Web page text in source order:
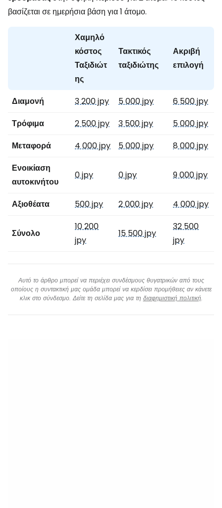
βασίζεται σε ημερήσια βάση για 1 άτομο.
Χαμηλό
κόστος
Ταξιδιώτ
ης
Τακτικός
ταξιδιώτης
Ακριβή
επιλογή
Διαμονή 3 200 jpy 5 000 jpy
6 500 jpy
Τρόφιμα
2 500 jpy 3 500 jpy
5 000 jpy
Μεταφορά
4 000 jpy 5 000 jpy
8 000 jpy
Ενοικίαση
αυτοκινήτου
0 jpy 0 jpy 9 000 jpy
Αξιοθέατα 500 jpy 2 000 jpy 4 000 jpy
Σύνολο
10 200
jpy
15 500 jpy
32 500
jpy
Αυτό το άρθρο μπορεί να περιέχει συνδέσμους θυγατρικών από τους
οποίους η συντακτική μας ομάδα μπορεί να κερδίσει προμήθειες αν κάνετε
κλικ στο σύνδεσμο. Δείτε τη σελίδα μας για τη διαφημιστική πολιτική.